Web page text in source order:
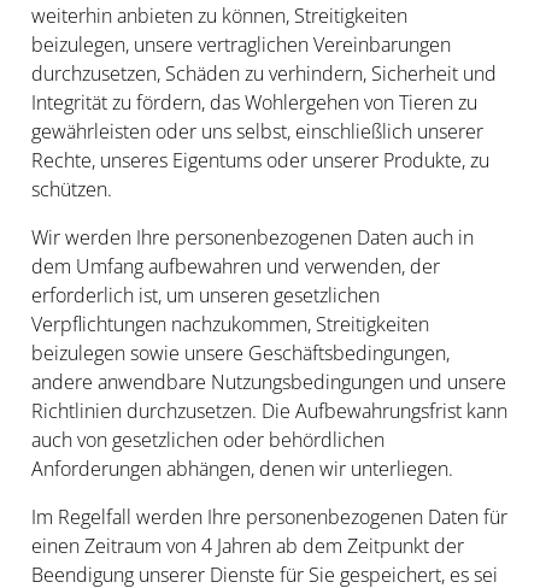
weiterhin anbieten zu können, Streitigkeiten
beizulegen, unsere vertraglichen Vereinbarungen
durchzusetzen, Schäden zu verhindern, Sicherheit und
Integrität zu fördern, das Wohlergehen von Tieren zu
gewährleisten oder uns selbst, einschließlich unserer
Rechte, unseres Eigentums oder unserer Produkte, zu
schützen.
Wir werden Ihre personenbezogenen Daten auch in
dem Umfang aufbewahren und verwenden, der
erforderlich ist, um unseren gesetzlichen
Verpflichtungen nachzukommen, Streitigkeiten
beizulegen sowie unsere Geschäftsbedingungen,
andere anwendbare Nutzungsbedingungen und unsere
Richtlinien durchzusetzen. Die Aufbewahrungsfrist kann
auch von gesetzlichen oder behördlichen
Anforderungen abhängen, denen wir unterliegen.
Im Regelfall werden Ihre personenbezogenen Daten für
einen Zeitraum von 4 Jahren ab dem Zeitpunkt der
Beendigung unserer Dienste für Sie gespeichert, es sei